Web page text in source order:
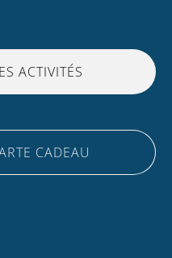
ACTIVITÉS
CADEAU